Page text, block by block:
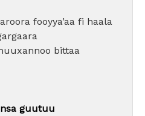
fooyya’aa fi haala
bittaa
guutuu